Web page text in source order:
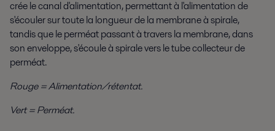
crée le canal d'alimentation, permettant à l'alimentation de
s'écouler sur toute la longueur de la membrane à spirale,
tandis que le perméat passant à travers la membrane, dans
son enveloppe, s'écoule à spirale vers le tube collecteur de
perméat.
Rouge = Alimentation/rétentat.
Vert = Perméat.